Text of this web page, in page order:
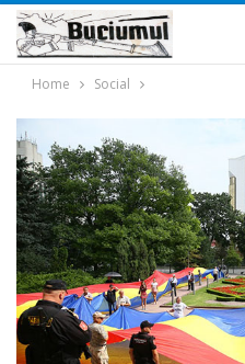
Home Social